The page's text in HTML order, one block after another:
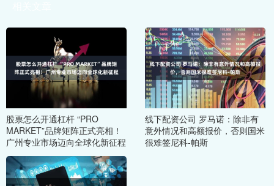
股票怎么开通杠杆 “PRO
MARKET”品牌矩阵正式亮相！
广州专业市场迈向全球化新征程
线下配资公司 罗马诺：除非有
意外情况和高额报价，否则国米
很难签尼科-帕斯